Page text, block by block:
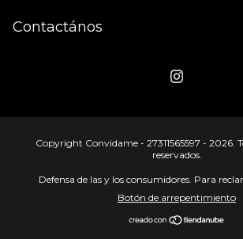
Contactános
Copyright Convidame - 27311565597 - 2026.
reservados.
Defensa de las y los consumidores. Para
Botón de arrepentimiento